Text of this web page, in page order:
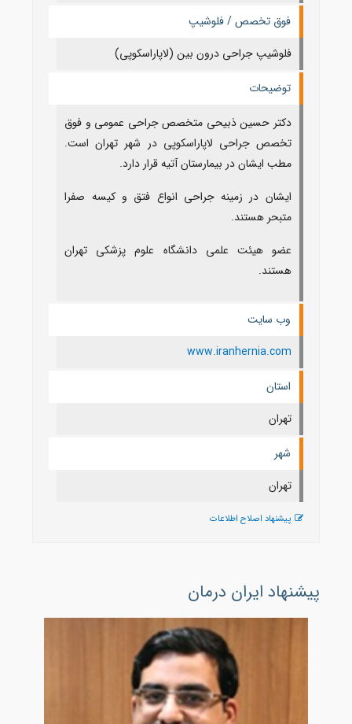
فوق تخصص / فلوشیپ
فلوشیپ جراحی درون بین (لاپاراسکوپی)
توضیحات
دکتر حسین ذبیحی متخصص جراحی عمومی و فوق
تخصص جراحی لاپاراسکوپی در شهر تهران است.
مطب ایشان در بیمارستان آتیه قرار دارد.
ایشان در زمینه جراحی انواع فتق و کیسه صفرا
متبحر هستند.
عضو هیئت علمی دانشگاه علوم پزشکی تهران
هستند.
وب سایت
www.iranhernia.com
استان
تهران
شهر
تهران
پیشنهاد اصلاح اطلاعات
پیشنهاد ایران درمان